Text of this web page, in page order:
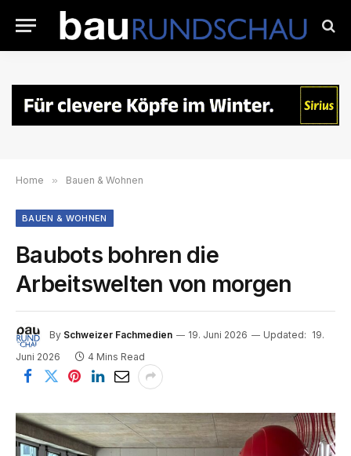
Home » Bauen & Wohnen
BAUEN & WOHNEN
Baubots bohren die
Arbeitswelten von morgen
By Schweizer Fachmedien 19. Juni 2026 Updated: 19.
Juni 2026
4 Mins Read